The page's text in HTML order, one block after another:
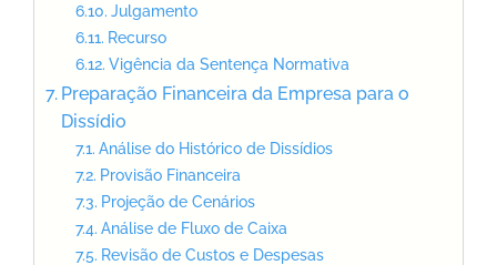
Julgamento
Recurso
Vigência da Sentença Normativa
Preparação Financeira da Empresa para o
Dissídio
Análise do Histórico de Dissídios
Provisão Financeira
Projeção de Cenários
Análise de Fluxo de Caixa
Revisão de Custos e Despesas